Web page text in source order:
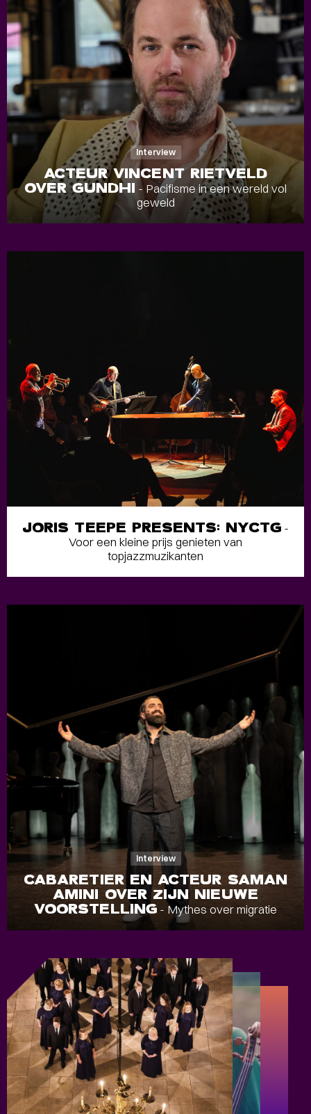
Interview
ACTEUR VINCENT RIETVELD
OVER GUNDHI - Pacifisme in een wereld vol
geweld
JORIS TEEPE PRESENTS: NYCTG-
Voor een kleine prijs genieten van
topjazzmuzikanten
Interview
CABARETIER EN ACTEUR SAMAN
AMINI OVER ZIJN NIEUWE
VOORSTELLING- Mythes over migratie